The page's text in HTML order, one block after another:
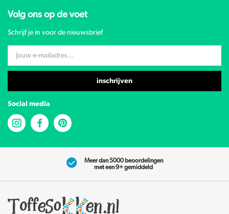
Volg ons op de voet
Schrijf je in voor de nieuwsbrief
inschrijven
Social media
Meer dan 5000 beoordelingen
met een 9+ gemiddeld